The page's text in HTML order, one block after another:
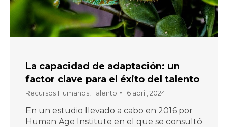
La capacidad de adaptación: un
factor clave para el éxito del talento
Recursos Humanos Talento 16 abril, 2024
En un estudio llevado a cabo en 2016 por
Human Age Institute en el que se consultó